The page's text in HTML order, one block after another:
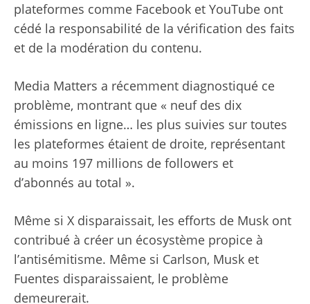
plateformes comme Facebook et YouTube ont
cédé la responsabilité de la vérification des faits
et de la modération du contenu.
Media Matters a récemment diagnostiqué ce
problème, montrant que « neuf des dix
émissions en ligne… les plus suivies sur toutes
les plateformes étaient de droite, représentant
au moins 197 millions de followers et
d’abonnés au total ».
Même si X disparaissait, les efforts de Musk ont ​​
contribué à créer un écosystème propice à
l’antisémitisme. Même si Carlson, Musk et
Fuentes disparaissaient, le problème
demeurerait.